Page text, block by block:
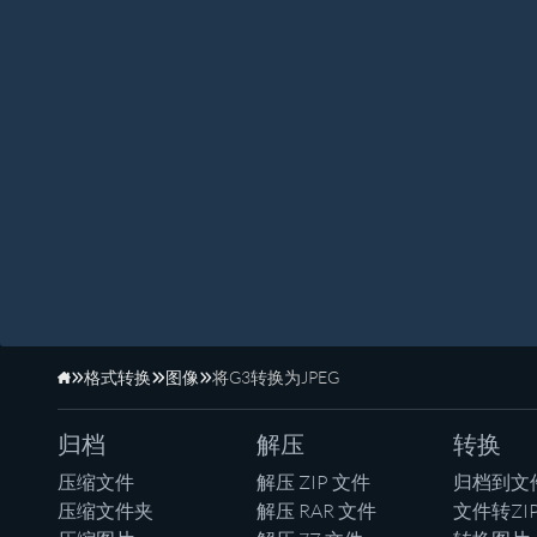
主页
格式转换 图像 将G3转换为JPEG
归档
压缩文件
压缩文件夹
解压
解压 ZIP 文件
解压 RAR 文件
转换
归档到文
文件转